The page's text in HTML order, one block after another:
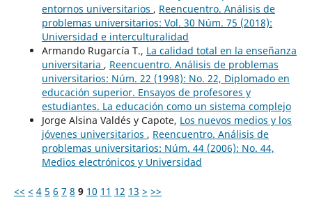
entornos universitarios , Reencuentro. Análisis de
problemas universitarios: Vol. 30 Núm. 75 (2018):
Universidad e interculturalidad
Armando Rugarcía T., La calidad total en la enseñanza
universitaria , Reencuentro. Análisis de problemas
universitarios: Núm. 22 (1998): No. 22, Diplomado en
educación superior. Ensayos de profesores y
estudiantes. La educación como un sistema complejo
Jorge Alsina Valdés y Capote, Los nuevos medios y los
jóvenes universitarios , Reencuentro. Análisis de
problemas universitarios: Núm. 44 (2006): No. 44,
Medios electrónicos y Universidad
<< < 4 5 6 7 8 9 10 11 12 13 > >>